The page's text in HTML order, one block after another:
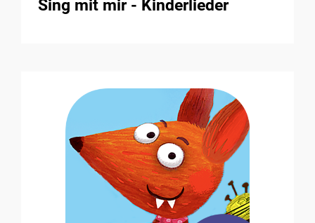
Sing mit mir - Kinderlieder